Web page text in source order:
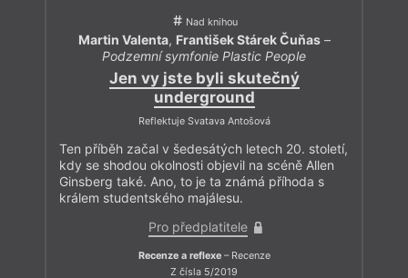
Nad knihou
Martin Valenta, František Stárek Čuňas–
Podzemní symfonie Plastic People
Jen vy jste byli skutečný
underground
Reflektuje Svatava Antošová
Ten příběh začal v šedesátých letech 20. století,
kdy se shodou okolnosti objevil na scéně Allen
Ginsberg také. Ano, to je ta známá příhoda s
králem studentského majálesu.
Pro předplatitele
Recenze a reflexe– Recenze
Z čísla 5/2019